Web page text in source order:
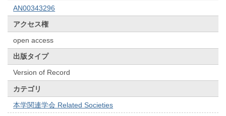
AN00343296
アクセス権
open access
出版タイプ
Version of Record
カテゴリ
本学関連学会 Related Societies